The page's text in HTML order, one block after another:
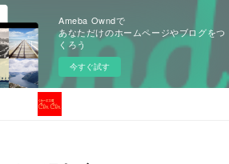
Ameba Owndで
あなただけのホームページやブログをつ
くろう
今すぐ試す